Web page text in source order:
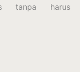
tanpa harus